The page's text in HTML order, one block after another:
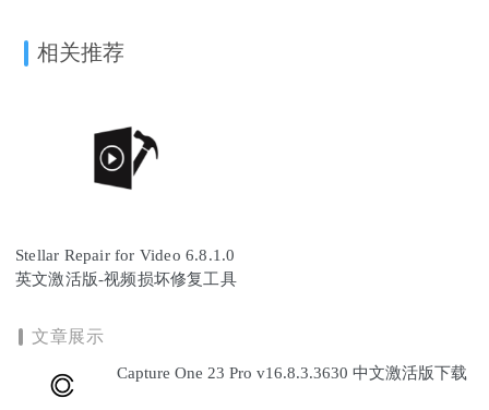
相关推荐
Stellar Repair for Video 6.8.1.0
英文激活版-视频损坏修复工具
文章展示
Capture One 23 Pro v16.8.3.3630 中文激活版下载